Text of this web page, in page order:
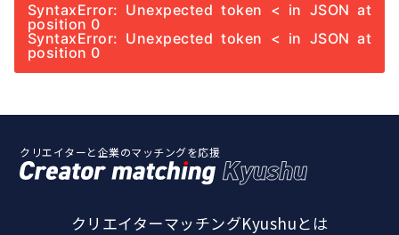
SyntaxError: Unexpected token < in JSON at
position 0
SyntaxError: Unexpected token < in JSON at
position 0
クリエイターと企業のマッチングを応援
クリエイターマッチングKyushuとは